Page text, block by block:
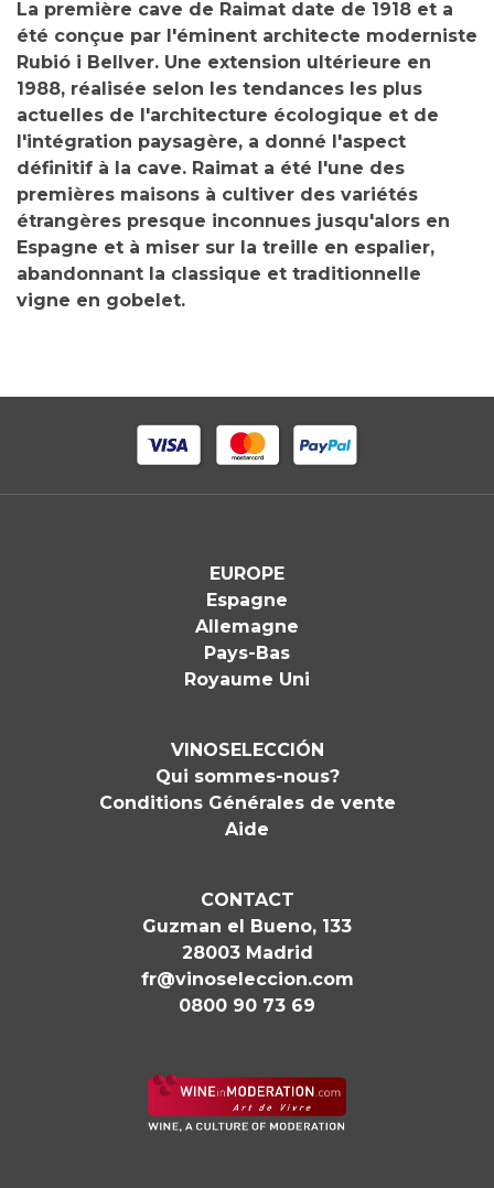
La première cave de Raimat date de 1918 et a
été conçue par l'éminent architecte moderniste
Rubió i Bellver. Une extension ultérieure en
1988, réalisée selon les tendances les plus
actuelles de l'architecture écologique et de
l'intégration paysagère, a donné l'aspect
définitif à la cave. Raimat a été l'une des
premières maisons à cultiver des variétés
étrangères presque inconnues jusqu'alors en
Espagne et à miser sur la treille en espalier,
abandonnant la classique et traditionnelle
vigne en gobelet.
EUROPE
Espagne
Allemagne
Pays-Bas
Royaume Uni
VINOSELECCIÓN
Qui sommes-nous?
Conditions Générales de vente
Aide
CONTACT
Guzman el Bueno, 133
28003 Madrid
fr@vinoseleccion.com
0800 90 73 69